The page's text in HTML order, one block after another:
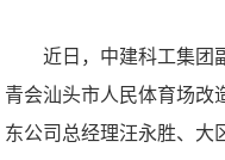
近日，中建科工集团
青会汕头市人民体育场改
东公司总经理汪永胜、大